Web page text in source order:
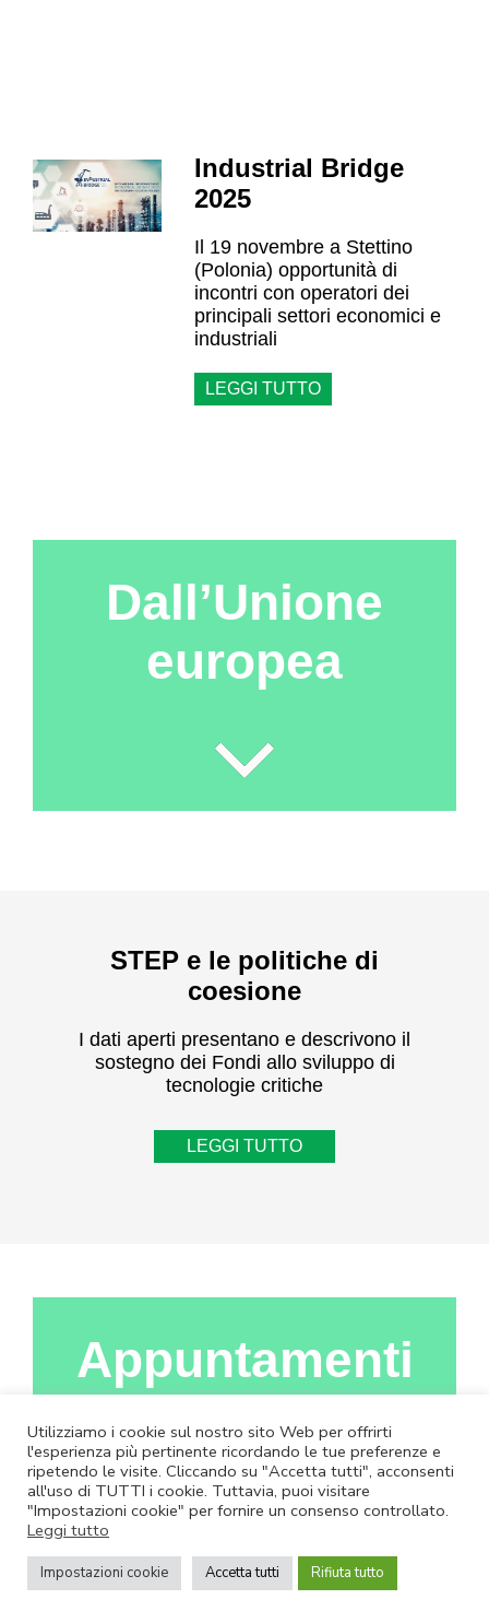
Utilizziamo i cookie sul nostro sito Web per offrirti
l'esperienza più pertinente ricordando le tue preferenze e
ripetendo le visite. Cliccando su "Accetta tutti", acconsenti
all'uso di TUTTI i cookie. Tuttavia, puoi visitare
"Impostazioni cookie" per fornire un consenso controllato.
Leggi tutto
Impostazioni cookie Accetta tutti Rifiuta tutto
Industrial Bridge
2025
Il 19 novembre a Stettino
(Polonia) opportunità di
incontri con operatori dei
principali settori economici e
industriali
LEGGI TUTTO
Dall’Unione
europea
STEP e le politiche di
coesione
I dati aperti presentano e descrivono il
sostegno dei Fondi allo sviluppo di
tecnologie critiche
LEGGI TUTTO
Appuntamenti